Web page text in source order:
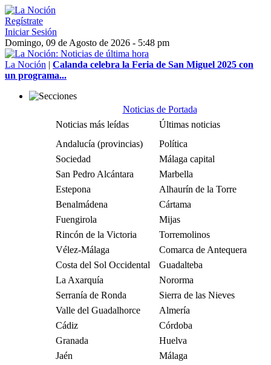
Regístrate
Iniciar Sesión
Domingo, 09 de Agosto de 2026 - 5:48 pm
La Noción | Calanda celebra la Feria de San Miguel 2025 con
un programa...
Noticias de Portada
Noticias más leídas
Últimas noticias
Andalucía (provincias)
Política
Sociedad
Málaga capital
San Pedro Alcántara
Marbella
Estepona
Alhaurín de la Torre
Benalmádena
Cártama
Fuengirola
Mijas
Rincón de la Victoria
Torremolinos
Vélez-Málaga
Comarca de Antequera
Costa del Sol Occidental
Guadalteba
La Axarquía
Nororma
Serranía de Ronda
Sierra de las Nieves
Valle del Guadalhorce
Almería
Cádiz
Córdoba
Granada
Huelva
Jaén
Málaga